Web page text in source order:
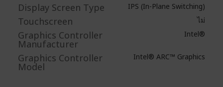
Display Screen Type IPS (In-Plane Switching)
Touchscreen ไม่
Graphics Controller
Manufacturer
Intel®
Graphics Controller
Model
Intel® ARC™ Graphics